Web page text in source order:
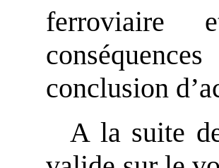
conclusion
A la suite